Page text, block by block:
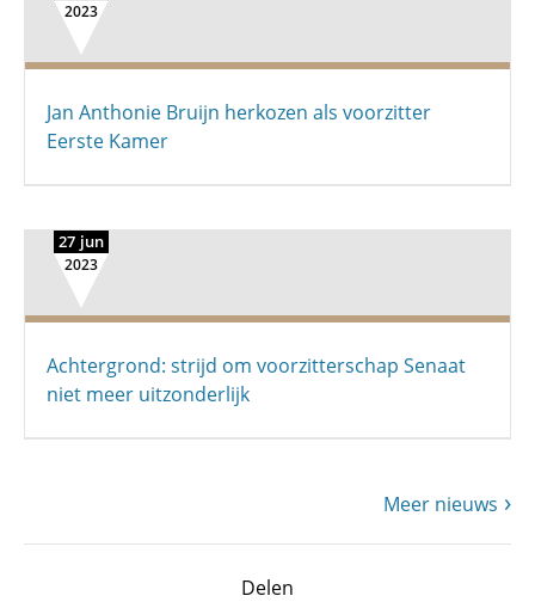
2023
Jan Anthonie Bruijn herkozen als voorzitter
Eerste Kamer
27 jun
2023
Achtergrond: strijd om voorzitterschap Senaat
niet meer uitzonderlijk
Meer nieuws
Delen